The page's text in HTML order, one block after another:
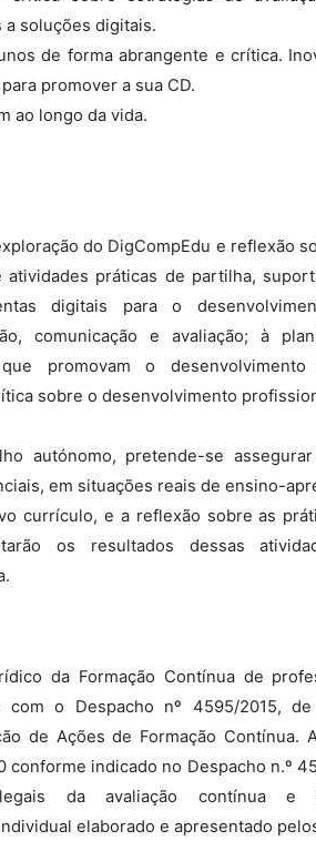
a soluções digitais.
de forma abrangente e crítica.
promover a sua CD.
ao longo da vida.
do DigCompEdu e reflexão
práticas de partilha,
digitais para o
comunicação e avaliação; à
promovam o
sobre o desenvolvimento
autónomo, pretende-se
em situações reais de ensino-
currículo, e a reflexão sobre as
os resultados dessas
da Formação Contínua de
com o Despacho nº 4595/2015,
de Ações de Formação Contínua.
conforme indicado no Despacho n.º
da avaliação contínua
elaborado e apresentado